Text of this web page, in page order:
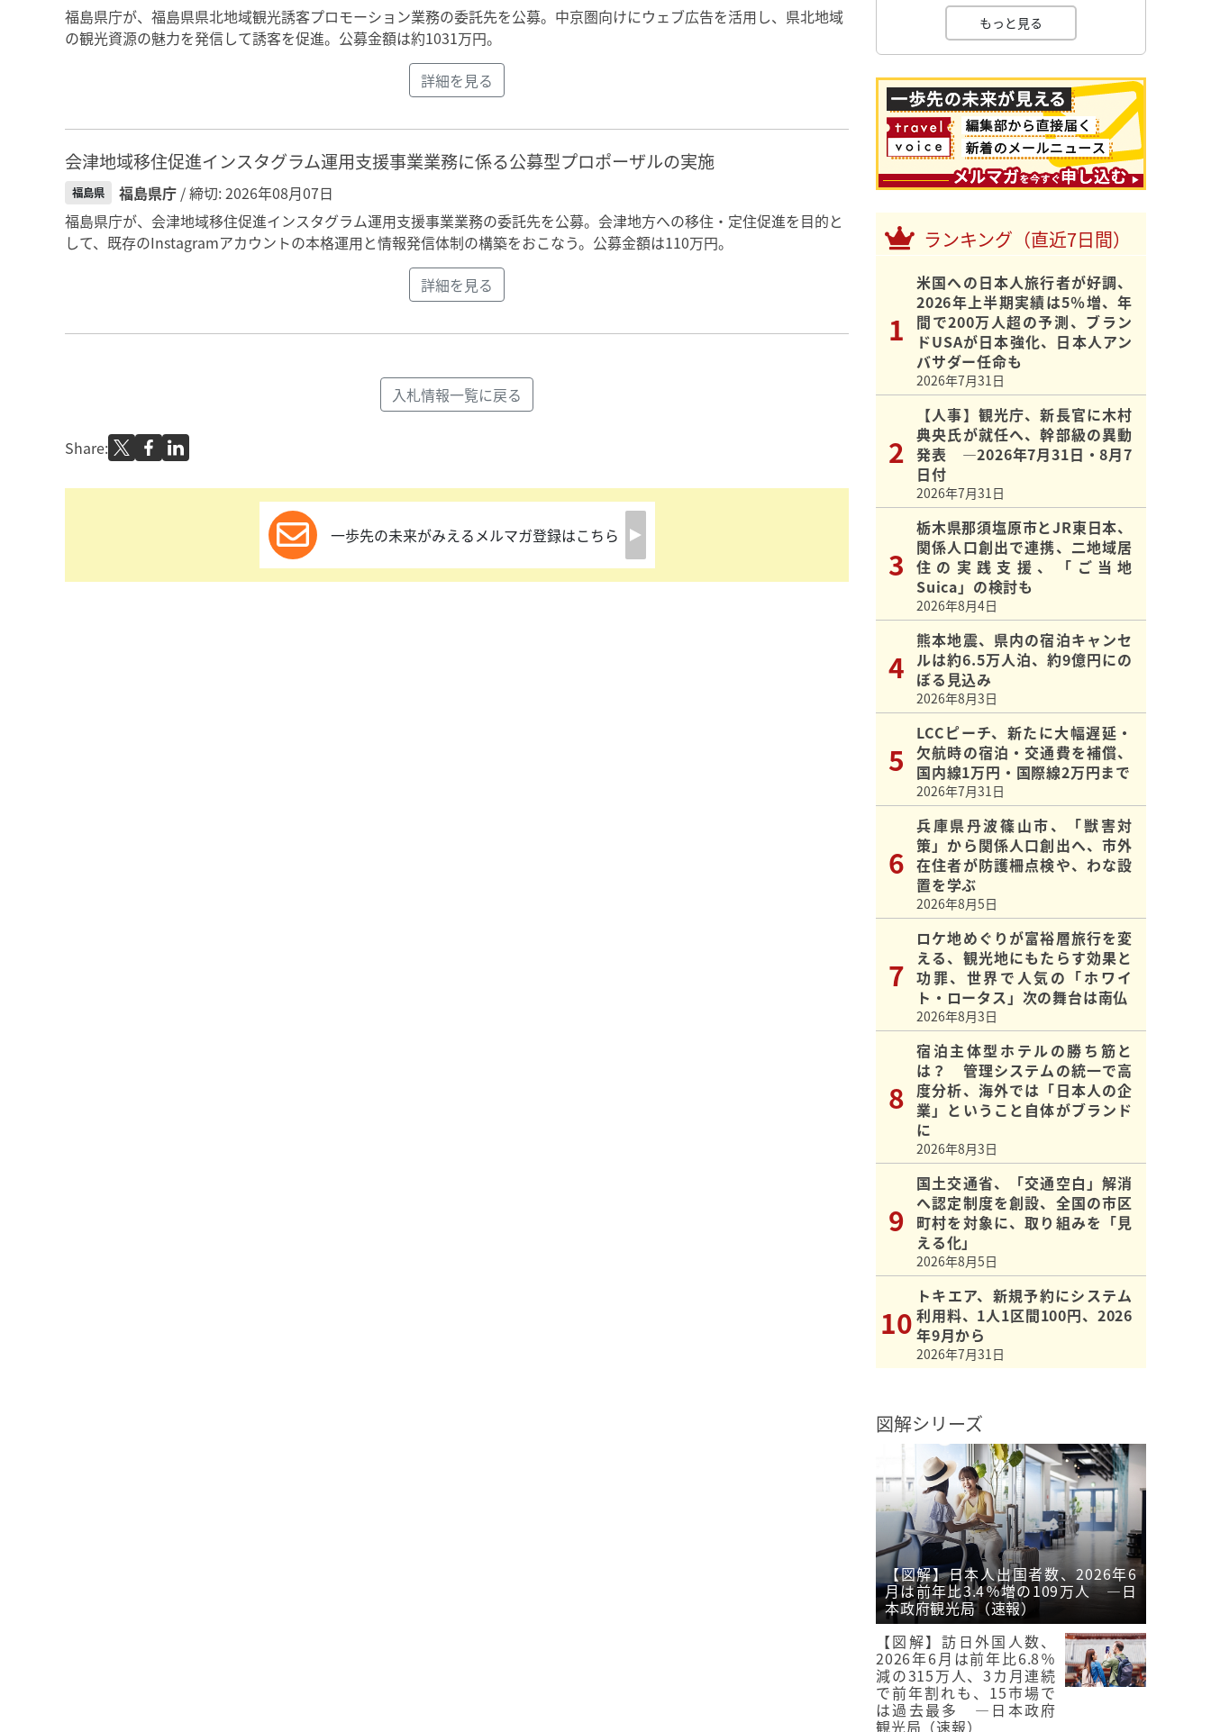
福島県庁が、福島県県北地域観光誘客プロモーション業務の委託先を公募。中京圏向けにウェブ広告を活用し、県北地域
の観光資源の魅力を発信して誘客を促進。公募金額は約1031万円。
詳細を見る
会津地域移住促進インスタグラム運用支援事業業務に係る公募型プロポーザルの実施
福島県 福島県庁 / 締切: 2026年08月07日
福島県庁が、会津地域移住促進インスタグラム運用支援事業業務の委託先を公募。会津地方への移住・定住促進を目的と
して、既存のInstagramアカウントの本格運用と情報発信体制の構築をおこなう。公募金額は110万円。
詳細を見る
入札情報一覧に戻る
Share:
一歩先の未来がみえるメルマガ登録はこちら
もっと見る
ランキング（直近7日間）
米国への日本人旅行者が好調、
2026年上半期実績は5％増、年
間で200万人超の予測、ブラン
ドUSAが日本強化、日本人アン
バサダー任命も
2026年7月31日
【人事】観光庁、新長官に木村
典央氏が就任へ、幹部級の異動
発表 ―2026年7月31日・8月7
日付
2026年7月31日
栃木県那須塩原市とJR東日本、
関係人口創出で連携、二地域居
住の実践支援、「ご当地
Suica」の検討も
2026年8月4日
熊本地震、県内の宿泊キャンセ
ルは約6.5万人泊、約9億円にの
ぼる見込み
2026年8月3日
LCCピーチ、新たに大幅遅延・
欠航時の宿泊・交通費を補償、
国内線1万円・国際線2万円まで
2026年7月31日
兵庫県丹波篠山市、「獣害対
策」から関係人口創出へ、市外
在住者が防護柵点検や、わな設
置を学ぶ
2026年8月5日
ロケ地めぐりが富裕層旅行を変
える、観光地にもたらす効果と
功罪、世界で人気の「ホワイ
ト・ロータス」次の舞台は南仏
2026年8月3日
宿泊主体型ホテルの勝ち筋と
は？ 管理システムの統一で高
度分析、海外では「日本人の企
業」ということ自体がブランド
に
2026年8月3日
国土交通省、「交通空白」解消
へ認定制度を創設、全国の市区
町村を対象に、取り組みを「見
える化」
2026年8月5日
トキエア、新規予約にシステム
利用料、1人1区間100円、2026
年9月から
2026年7月31日
図解シリーズ
【図解】日本人出国者数、2026年6
月は前年比3.4％増の109万人 ―日
本政府観光局（速報）
【図解】訪日外国人数、
2026年6月は前年比6.8％
減の315万人、3カ月連続
で前年割れも、15市場で
は過去最多 ―日本政府
観光局（速報）